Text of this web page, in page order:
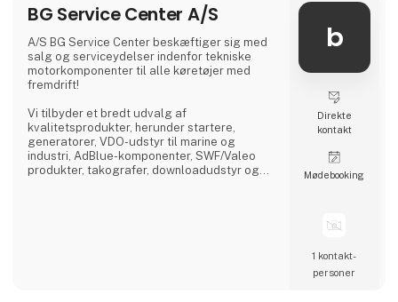
✅ **Anlægslastbiler** – Robuste og
velegnede til krævende arbejdsopgaver.
✅ **Trækkere** – Kraftfulde og effektive til
langdistancetransport.
BMC-lastbiler er designet med
BG Service Center A/S
A/S BG Service Center beskæftiger sig med
salg og serviceydelser indenfor tekniske
motorkomponenter til alle køretøjer med
fremdrift!
Vi tilbyder et bredt udvalg af
kvalitetsprodukter, herunder startere,
generatorer, VDO-udstyr til marine og
industri, AdBlue-komponenter, SWF/Valeo
produkter, takografer, downloadudstyr og
b
Direkte
kontakt
Møde­booking
1 kontakt­
personer